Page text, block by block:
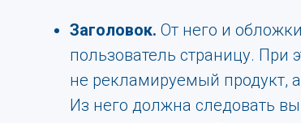
Заголовок. От него и
пользователь страницу. При
не рекламируемый продукт,
Из него должна следовать